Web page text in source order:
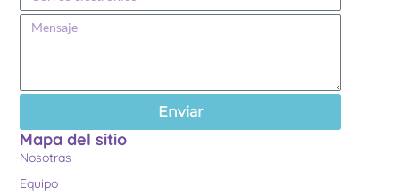
Enviar
Mapa del sitio
Nosotras
Equipo